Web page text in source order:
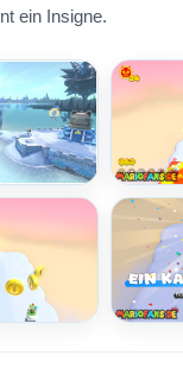
ein Insigne.